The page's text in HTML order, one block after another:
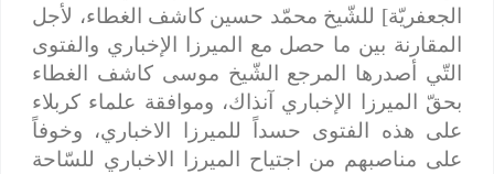
الجعفريّة] للشّيخ محمّد حسين كاشف الغطاء، لأجل
المقارنة بين ما حصل مع الميرزا الإخباري والفتوى
التّي أصدرها المرجع الشّيخ موسى كاشف الغطاء
بحقّ الميرزا الإخباري آنذاك، وموافقة علماء كربلاء
على هذه الفتوى حسداً للميرزا الاخباري، وخوفاً
على مناصبهم من اجتياح الميرزا الاخباري للسّاحة